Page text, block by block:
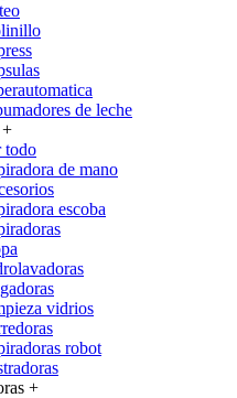
de leche
+
todo
de mano
escoba
vidrios
robot
+